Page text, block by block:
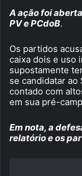
A ação foi
PV e PCdoB.
Os partidos
caixa dois e uso
supostamente
se candidatar ao
contado com
em sua pré-
Em nota, a
relatório e os